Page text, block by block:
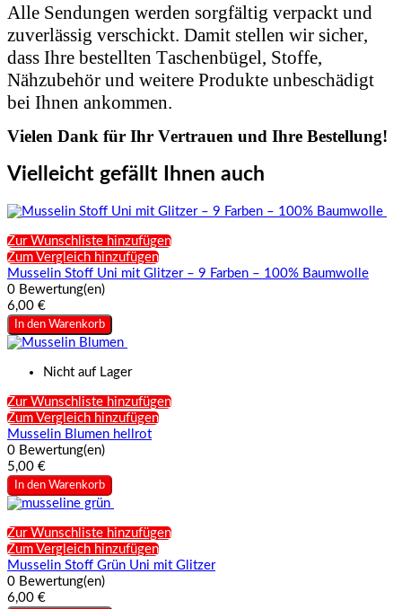
Alle Sendungen werden sorgfältig verpackt und
zuverlässig verschickt. Damit stellen wir sicher,
dass Ihre bestellten Taschenbügel, Stoffe,
Nähzubehör und weitere Produkte unbeschädigt
bei Ihnen ankommen.
Vielen Dank für Ihr Vertrauen und Ihre Bestellung!
Vielleicht gefällt Ihnen auch
Zur Wunschliste hinzufügen
Zum Vergleich hinzufügen
Musselin Stoff Uni mit Glitzer – 9 Farben – 100% Baumwolle
0 Bewertung(en)
6,00 €
In den Warenkorb
Nicht auf Lager
Zur Wunschliste hinzufügen
Zum Vergleich hinzufügen
Musselin Blumen hellrot
0 Bewertung(en)
5,00 €
In den Warenkorb
Zur Wunschliste hinzufügen
Zum Vergleich hinzufügen
Musselin Stoff Grün Uni mit Glitzer
0 Bewertung(en)
6,00 €